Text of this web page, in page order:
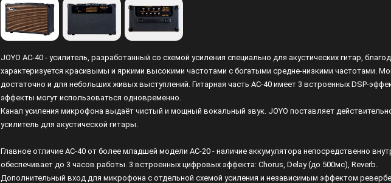
JOYO AC-40 - усилитель, разработанный со схемой усиления специально для акустических гитар,
характеризуется красивымы и яркими высокими частотами с богатыми средне-низкими частотами.
достаточно и для небольших живых выступлений. Гитарная часть AC-40 имеет 3 встроенных DSP-
эффекты могут использоваться одновременно.
Канал усиления микрофона выдаёт чистый и мощный вокальный звук. JOYO поставляет
усилитель для акустической гитары.
Главное отличие AC-40 от более младшей модели AC-20 - наличие аккумулятора непосредственно
обеспечивает до 3 часов работы. 3 встроенных цифровых эффекта: Chorus, Delay (до 500мс), Reverb.
Дополнительный вход для микрофона с отдельной схемой усиления и независимым эффектом
Лампы
Светофильтры
Стробоскопы
Зенитные прожекторы